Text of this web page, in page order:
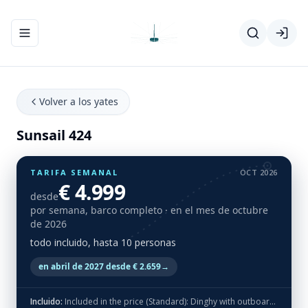
Abrir/cerrar el menú de navegación
Volver a los yates
Sunsail 424
TARIFA SEMANAL OCT 2026
desde€ 4.999
por semana, barco completo · en el mes de octubre
de 2026
todo incluido, hasta 10 personas
en abril de 2027 desde € 2.659→
Incluido: Included in the price (Standard): Dinghy with outboard, bed linen, towels, end cleaning and flippers (no masks & snorkels)